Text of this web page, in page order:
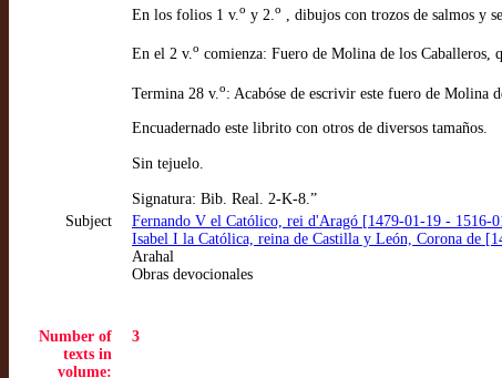
En los folios 1 v. o y 2. o , dibujos con trozos de salmos y
En el 2 v. o comienza: Fuero de Molina de los Caballeros,
Termina 28 v. o: Acabóse de escrivir este fuero de Molina
Encuadernado este librito con otros de diversos tamaños.
Sin tejuelo.
Signatura: Bib. Real. 2-K-8.”
Subject
Fernando V el Católico, rei d'Aragó [1479-01-19 - 1516-
Isabel I la Católica, reina de Castilla y León, Corona de
Arahal
Obras devocionales
Number of
texts in
volume:
3